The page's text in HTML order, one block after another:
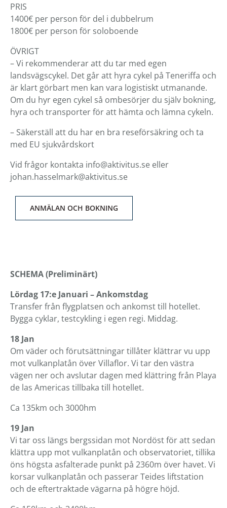
PRIS
1400€ per person för del i dubbelrum
1800€ per person för soloboende
ÖVRIGT
– Vi rekommenderar att du tar med egen
landsvägscykel. Det går att hyra cykel på Teneriffa och
är klart görbart men kan vara logistiskt utmanande.
Om du hyr egen cykel så ombesörjer du själv bokning,
hyra och transporter för att hämta och lämna cykeln.
– Säkerställ att du har en bra reseförsäkring och ta
med EU sjukvårdskort
Vid frågor kontakta info@aktivitus.se eller
johan.hasselmark@aktivitus.se
ANMÄLAN OCH BOKNING
SCHEMA (Preliminärt)
Lördag 17:e Januari – Ankomstdag
Transfer från flygplatsen och ankomst till hotellet.
Bygga cyklar, testcykling i egen regi. Middag.
18 Jan
Om väder och förutsättningar tillåter klättrar vu upp
mot vulkanplatån över Villaflor. Vi tar den västra
vägen ner och avslutar dagen med klättring från Playa
de las Americas tillbaka till hotellet.
Ca 135km och 3000hm
19 Jan
Vi tar oss längs bergssidan mot Nordöst för att sedan
klättra upp mot vulkanplatån och observatoriet, tillika
öns högsta asfalterade punkt på 2360m över havet. Vi
korsar vulkanplatån och passerar Teides liftstation
och de eftertraktade vägarna på högre höjd.